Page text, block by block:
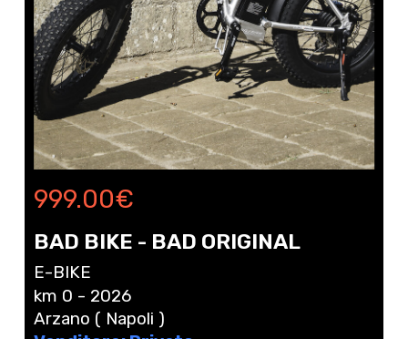
999.00€
BAD BIKE - BAD ORIGINAL
E-BIKE
km 0 - 2026
Arzano ( Napoli )